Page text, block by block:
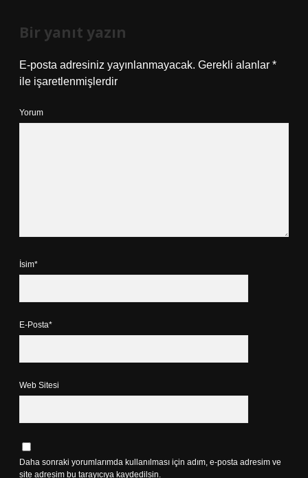
Bir yanıt yazın
E-posta adresiniz yayınlanmayacak. Gerekli alanlar *
ile işaretlenmişlerdir
Yorum
İsim*
E-Posta*
Web Sitesi
Daha sonraki yorumlarımda kullanılması için adım, e-posta adresim ve
site adresim bu tarayıcıya kaydedilsin.